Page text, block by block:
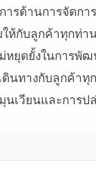
ารด้านการจัดกา
ห้กับลูกค้าทุกท่า
ยุดยั้งในการพัฒ
เดินทางกับลูกค้
นเวียนและการป